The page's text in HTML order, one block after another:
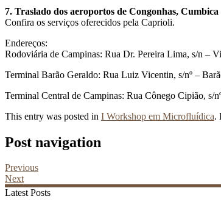
7. Traslado dos aeroportos de Congonhas,
Confira os serviços oferecidos pela Caprioli.
Endereços:
Rodoviária de Campinas: Rua Dr. Pereira Lima, s/n –
Terminal Barão Geraldo: Rua Luiz Vicentin, s/nº –
Terminal Central de Campinas: Rua Cônego Cipião, s/
This entry was posted in I Workshop em Microfluídica.
Post navigation
Previous
Next
Latest Posts